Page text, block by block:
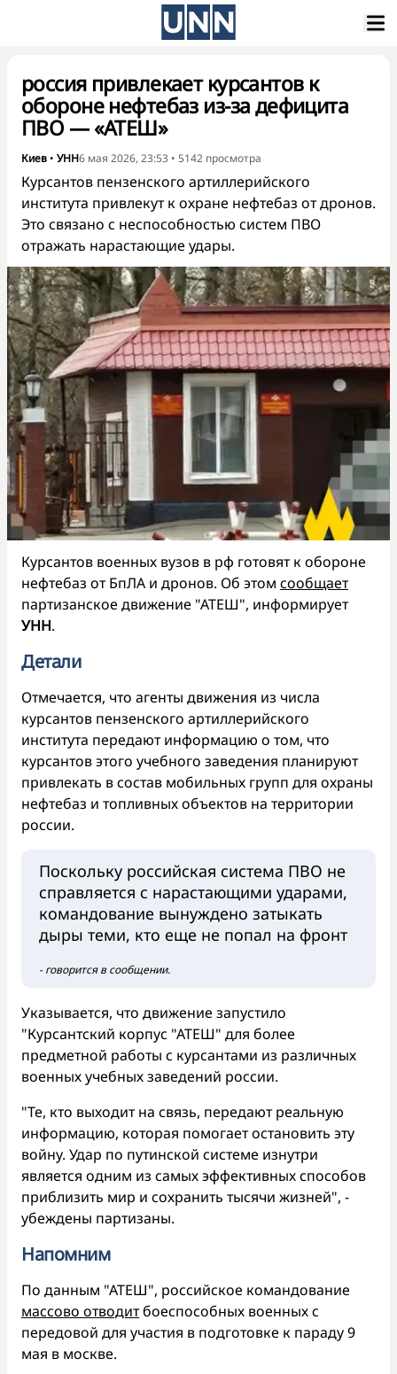
россия привлекает курсантов к
обороне нефтебаз из-за дефицита
ПВО — «АТЕШ»
Киев • УНН6 мая 2026, 23:53 • 5142 просмотра
Курсантов пензенского артиллерийского
института привлекут к охране нефтебаз от дронов.
Это связано с неспособностью систем ПВО
отражать нарастающие удары.
Курсантов военных вузов в рф готовят к обороне
нефтебаз от БпЛА и дронов. Об этом сообщает
партизанское движение "АТЕШ", информирует
УНН.
Детали
Отмечается, что агенты движения из числа
курсантов пензенского артиллерийского
института передают информацию о том, что
курсантов этого учебного заведения планируют
привлекать в состав мобильных групп для охраны
нефтебаз и топливных объектов на территории
россии.
Поскольку российская система ПВО не
справляется с нарастающими ударами,
командование вынуждено затыкать
дыры теми, кто еще не попал на фронт
- говорится в сообщении.
Указывается, что движение запустило
"Курсантский корпус "АТЕШ" для более
предметной работы с курсантами из различных
военных учебных заведений россии.
"Те, кто выходит на связь, передают реальную
информацию, которая помогает остановить эту
войну. Удар по путинской системе изнутри
является одним из самых эффективных способов
приблизить мир и сохранить тысячи жизней", -
убеждены партизаны.
Напомним
По данным "АТЕШ", российское командование
массово отводитбоеспособных военных с
передовой для участия в подготовке к параду 9
мая в москве.